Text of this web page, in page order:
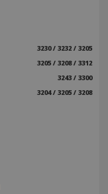
3230 / 3232 / 3205
3205 / 3208 / 3312
3243 / 3300
3204 / 3205 / 3208